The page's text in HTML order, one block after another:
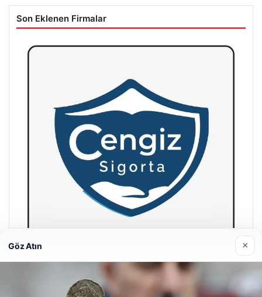
Son Eklenen Firmalar
Göz Atın ×